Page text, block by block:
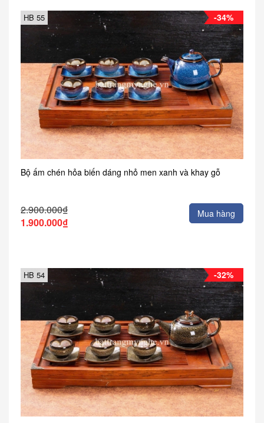
-34%
HB 55
Bộ ấm chén hỏa biến dáng nhỏ men xanh và khay gỗ
2.900.000₫
1.900.000₫
Mua hàng
-32%
HB 54